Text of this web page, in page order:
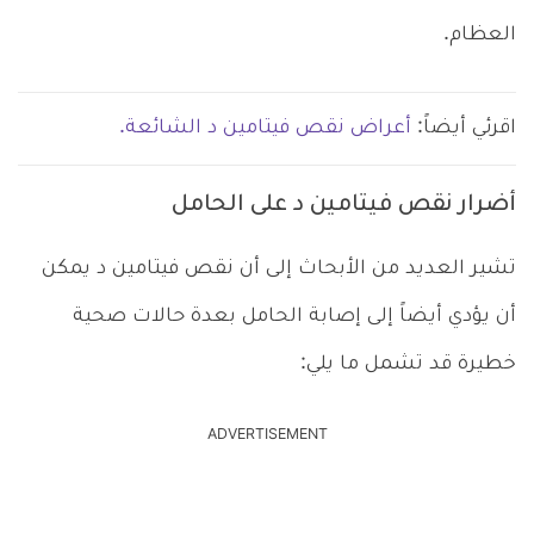
العظام.
اقرئي أيضاً: أعراض نقص فيتامين د الشائعة.
أضرار نقص فيتامين د على الحامل
تشير العديد من الأبحاث إلى أن نقص فيتامين د يمكن
أن يؤدي أيضاً إلى إصابة الحامل بعدة حالات صحية
خطيرة قد تشمل ما يلي:
ADVERTISEMENT